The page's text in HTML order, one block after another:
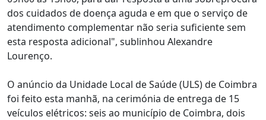
dos cuidados de doença aguda e em que o serviço de
atendimento complementar não seria suficiente sem
esta resposta adicional", sublinhou Alexandre
Lourenço.
O anúncio da Unidade Local de Saúde (ULS) de Coimbra
foi feito esta manhã, na cerimónia de entrega de 15
veículos elétricos: seis ao município de Coimbra, dois